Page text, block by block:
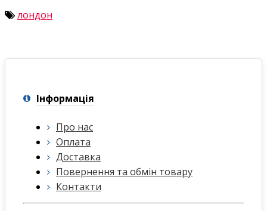
лондон
Інформація
Про нас
Оплата
Доставка
Повернення та обмін товару
Контакти